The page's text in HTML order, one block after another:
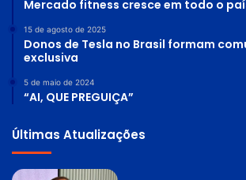
Mercado fitness cresce em todo o
15 de agosto de 2025
Donos de Tesla no Brasil formam
exclusiva
5 de maio de 2024
“AI, QUE PREGUIÇA”
Últimas Atualizações